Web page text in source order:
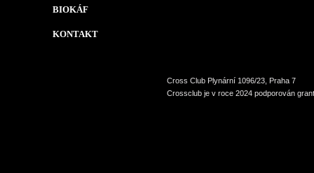
BIOKÁF
KONTAKT
Cross Club Plynární 1096/23, Praha 7
Crossclub je v roce 2024 podporován